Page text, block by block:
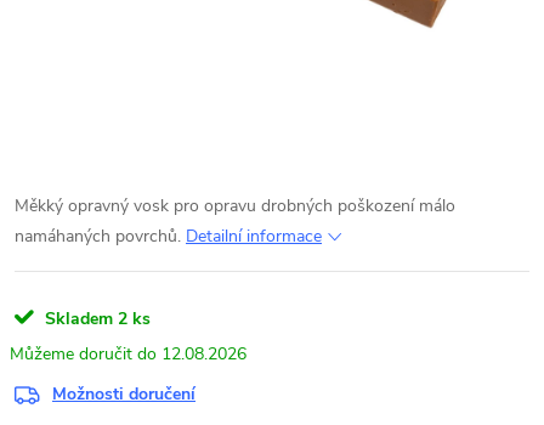
Měkký opravný vosk pro opravu drobných poškození málo
namáhaných povrchů. Detailní informace
Skladem 2 ks
12.08.2026
Možnosti doručení